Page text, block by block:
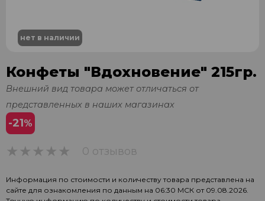
нет в наличии
Конфеты "Вдохновение" 215гр.
Внешний вид товара может отличаться от
представленных в наших магазинах
-21%
0 отзывов
Информация по стоимости и количеству товара представлена на
сайте для ознакомления по данным на 06:30 МСК от 09.08.2026.